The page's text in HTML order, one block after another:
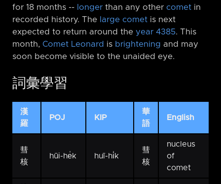
for 18 months -⁠- longer than any other comet in
recorded history. The
large comet is next
expected to return around the year 4385. This
month, Comet Leonard is brightening and may
soon become visible to the unaided eye.
詞彙學習
漢
羅
POJ KIP
華
語
English
彗
核
hūi-he̍k huī-hi̍k
彗
核
nucleus
of
comet